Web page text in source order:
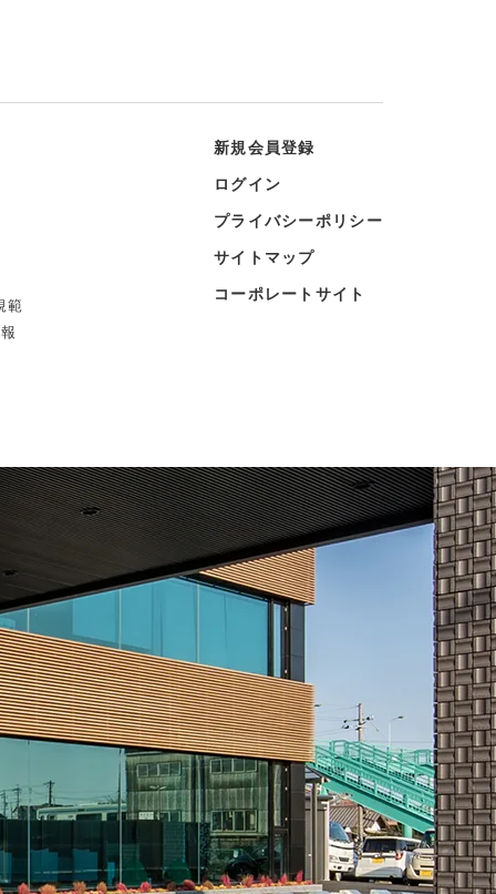
範
新規会員登録
ログイン
プライバシーポリシー
サイトマップ
コーポレートサイト